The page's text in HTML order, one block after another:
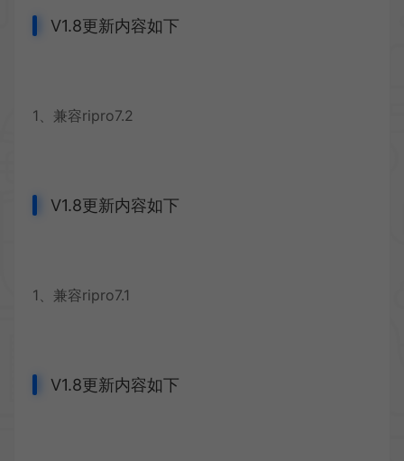
V1.8更新内容如下
1、兼容ripro7.2
V1.8更新内容如下
1、兼容ripro7.1
V1.8更新内容如下